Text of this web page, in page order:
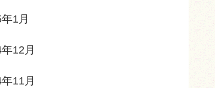
1月
12月
11月